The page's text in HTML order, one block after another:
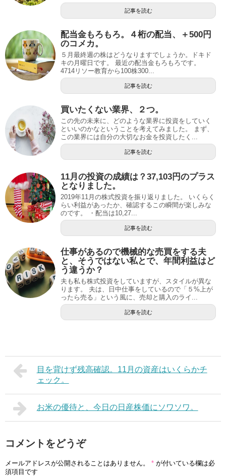
記事を読む
配当金もろもろ。４桁の配当、＋500円
のコメカ。
５月最終週の株はどうなりますでしょうか。ドキド
キの月曜日です。 最近の配当金もろもろです。
4714リソー教育から100株300...
記事を読む
買いたくない業界、２つ。
この先の未来に、どのような業界に投資をしていく
といいのかなということを考えてみました。 まず、
この業界には自分の大切なお金を投資したく...
記事を読む
11月の投資の成績は？37,103円のプラス
となりました。
2019年11月の株式投資を振り返りました。 いくらく
らい利益があったか、確認するこの瞬間が楽しみな
のです。 ・配当は10,27...
記事を読む
仕事があるので機械的な売買をする夫
と、そうではない私とで、年間利益はど
う違うか？
夫も私も株式投資をしていますが、スタイルが異な
ります。 夫は、日中仕事をしているので「５%上が
ったら売る」という風に、売却と購入のライ...
記事を読む
目を背けず残高確認。11月の資産はいくらかチ
ェック。
お米の優待と、今日の日産株価にソワソワ。
コメントをどうぞ
メールアドレスが公開されることはありません。 * が付いている欄は必
須項目です